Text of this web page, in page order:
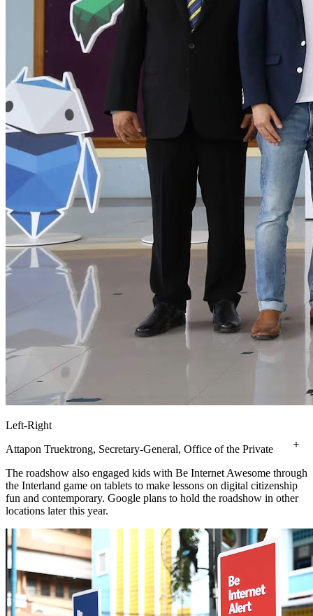
Left-Right
Attapon Truektrong, Secretary-General, Office of the Private
Jittivanich, Head of Marketing, Google Thailand Nataphol
Teepsuwan, Minister of Education Jackie Wang, Country
Manager, Google Thailand Gen. Ekkachai Srivilas, Chairman,
Foundation of Thai Suprateacher (FTST) Captain Dr.
Emergency Medicine, and Committee, Foundation of Thai
Suprateacher (FTST) Acting Sub Lt. Thanu Vongjinda,
Assistant Secretary-General, Office of the Basic Education
Commission
The roadshow also engaged kids with Be Internet Awesome through
the Interland game on tablets to make lessons on digital citizenship
fun and contemporary. Google plans to hold the roadshow in other
locations later this year.